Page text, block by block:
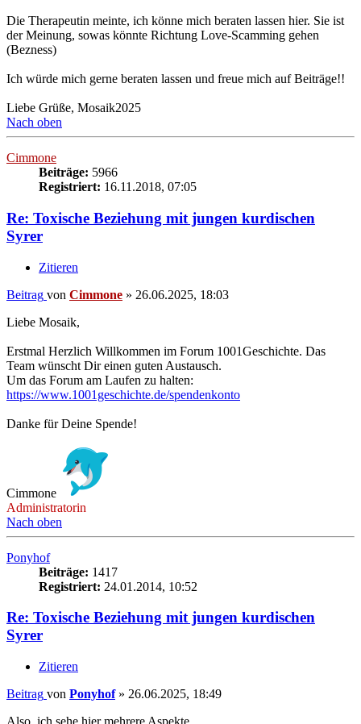
Die Therapeutin meinte, ich könne mich beraten lassen hier. Sie ist
der Meinung, sowas könnte Richtung Love-Scamming gehen
(Bezness)
Ich würde mich gerne beraten lassen und freue mich auf Beiträge!!
Liebe Grüße, Mosaik2025
Nach oben
Cimmone
Beiträge: 5966
Registriert: 16.11.2018, 07:05
Re: Toxische Beziehung mit jungen kurdischen
Syrer
Zitieren
Beitrag von Cimmone » 26.06.2025, 18:03
Liebe Mosaik,
Erstmal Herzlich Willkommen im Forum 1001Geschichte. Das
Team wünscht Dir einen guten Austausch.
Um das Forum am Laufen zu halten:
https://www.1001geschichte.de/spendenkonto
Danke für Deine Spende!
Cimmone
Administratorin
Nach oben
Ponyhof
Beiträge: 1417
Registriert: 24.01.2014, 10:52
Re: Toxische Beziehung mit jungen kurdischen
Syrer
Zitieren
Beitrag von Ponyhof» 26.06.2025, 18:49